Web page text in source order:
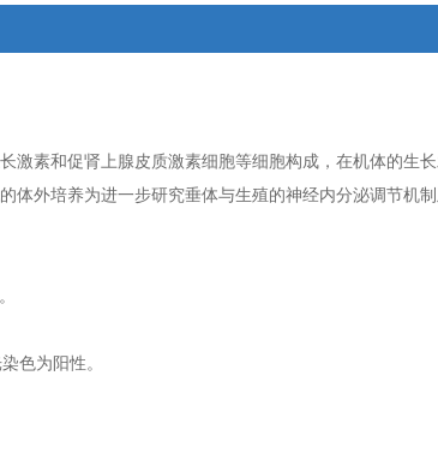
激素和促肾上腺皮质激素细胞等细胞构成，在机体的生
体外培养为进一步研究垂体与生殖的神经内分泌调节机
色为阳性。